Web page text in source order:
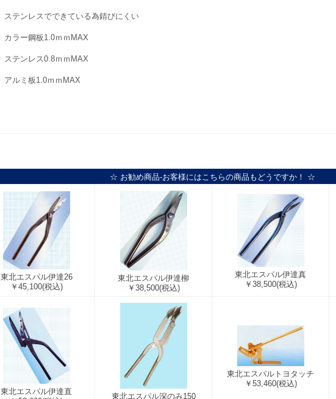
ステンレスでできている為錆びにくい
カラー鋼板1.0ｍｍMAX
ステンレス0.8ｍｍMAX
アルミ板1.0ｍｍMAX
☆ お勧め商品-お客様にはこちらの商品もどうですか！ ☆
東北エスパル伊達26
￥45,100(税込)
東北エスパル伊達柳
￥38,500(税込)
東北エスパル伊達真
￥38,500(税込)
東北エスパル伊達直
東北エスパル深のみ150
東北エスパルトヨタッチ
￥53,460(税込)